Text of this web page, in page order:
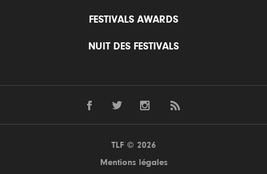
FESTIVALS AWARDS
NUIT DES FESTIVALS
TLF © 2026
Mentions légales